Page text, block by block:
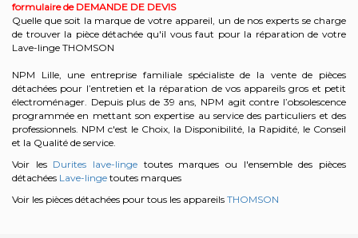
formulaire de DEMANDE DE DEVIS
Quelle que soit la marque de votre appareil, un de nos experts se charge
de trouver la pièce détachée qu'il vous faut pour la réparation de votre
Lave-linge THOMSON
NPM Lille, une entreprise familiale spécialiste de la vente de pièces
détachées pour l’entretien et la réparation de vos appareils gros et petit
électroménager. Depuis plus de 39 ans, NPM agit contre l’obsolescence
programmée en mettant son expertise au service des particuliers et des
professionnels. NPM c'est le Choix, la Disponibilité, la Rapidité, le Conseil
et la Qualité de service.
Voir les Durites lave-linge toutes marques ou l'ensemble des pièces
détachées Lave-linge toutes marques
Voir les pièces détachées pour tous les appareils THOMSON